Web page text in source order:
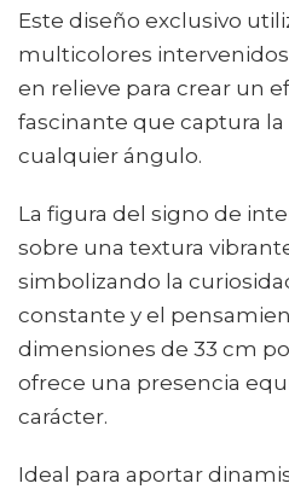
Este diseño exclusivo
multicolores
en relieve para crear un
fascinante que captura
cualquier ángulo.
La figura del signo de
sobre una textura
simbolizando la
constante y el
dimensiones de 33 cm
ofrece una presencia
carácter.
Ideal para aportar